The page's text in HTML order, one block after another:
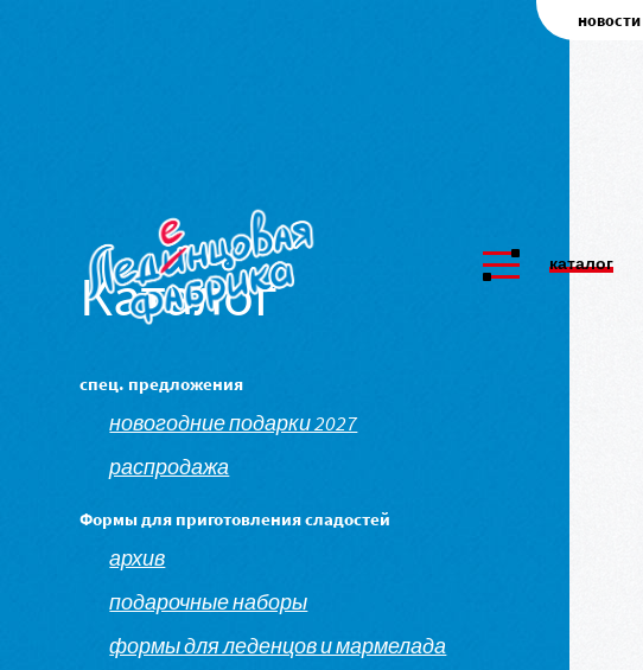
каталог
новости
Каталог
спец. предложения
новогодние подарки 2027
распродажа
Формы для приготовления сладостей
архив
подарочные наборы
формы для леденцов и мармелада